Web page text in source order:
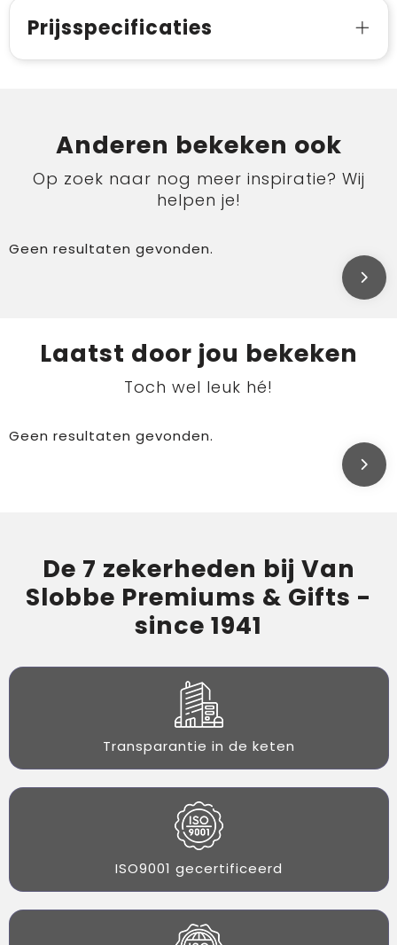
Prijsspecificaties
Anderen bekeken ook
Op zoek naar nog meer inspiratie? Wij
helpen je!
Geen resultaten gevonden.
Laatst door jou bekeken
Toch wel leuk hé!
Geen resultaten gevonden.
De 7 zekerheden bij Van
Slobbe Premiums & Gifts -
since 1941
Transparantie in de keten
ISO9001 gecertificeerd